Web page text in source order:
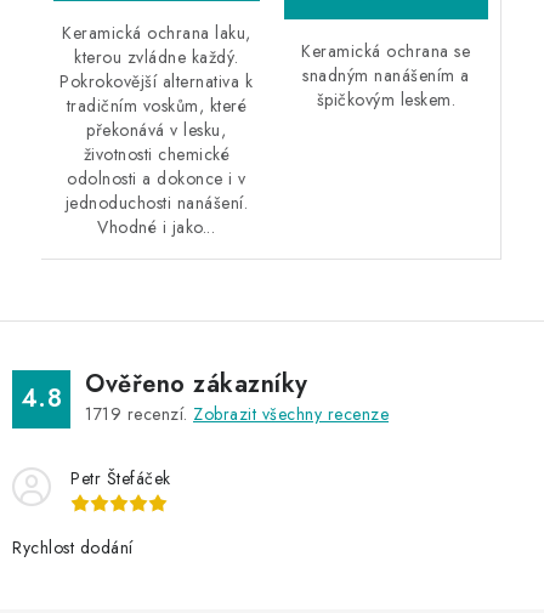
Keramická ochrana laku,
kterou zvládne každý.
Pokrokovější alternativa k
tradičním voskům, které
překonává v lesku,
životnosti chemické
odolnosti a dokonce i v
jednoduchosti nanášení.
Vhodné i jako...
Keramická ochrana se
snadným nanášením a
špičkovým leskem.
4.8 Ověřeno zákazníky
1719 recenzí. Zobrazit všechny recenze
Petr Štefáček
Rychlost dodání